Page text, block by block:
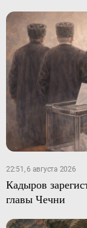
22:51, 6 августа 2026
Кадыров
главы Чечни